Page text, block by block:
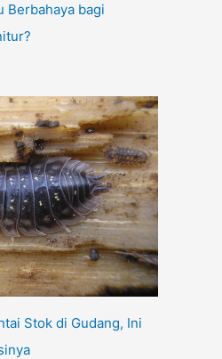
Berbahaya bagi
Stok di Gudang, Ini